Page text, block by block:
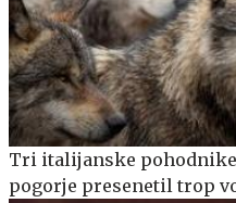
Tri italijanske
pogorje presenetil trop